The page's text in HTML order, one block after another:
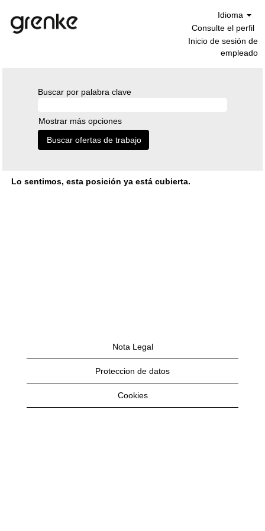
Idioma
Consulte el perfil
Inicio de sesión de
empleado
Buscar por palabra clave
Mostrar más opciones
Lo sentimos, esta posición ya está cubierta.
Nota Legal
Proteccion de datos
Cookies